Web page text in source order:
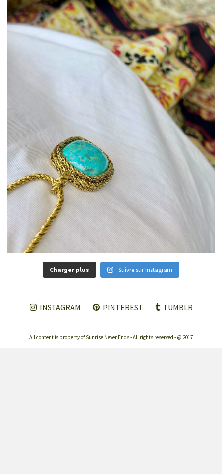
Charger plus Suivre sur Instagram
INSTAGRAM PINTEREST TUMBLR
All content is property of Sunrise Never Ends - All rights reserved - @ 2017